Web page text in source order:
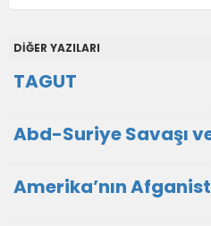
DİĞER YAZILARI
TAGUT
Abd-Suriye Savaşı
Amerika’nın